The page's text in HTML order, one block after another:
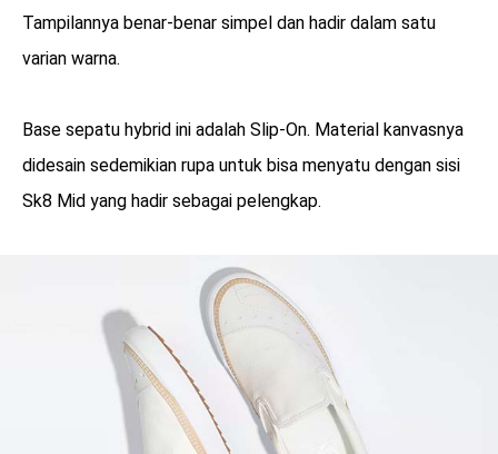
Tampilannya benar-benar simpel dan hadir dalam satu
varian warna.
Base sepatu hybrid ini adalah Slip-On. Material kanvasnya
didesain sedemikian rupa untuk bisa menyatu dengan sisi
Sk8 Mid yang hadir sebagai pelengkap.